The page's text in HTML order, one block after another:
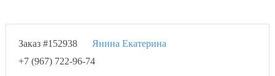
Заказ #152938
Янина Екатерина
+7 (967) 722-96-74